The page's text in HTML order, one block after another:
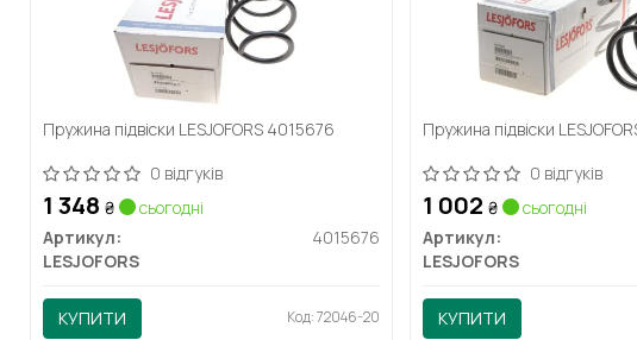
Пружина підвіски LESJOFORS 4015676
0 відгуків
1 348 ₴
сьогодні
Артикул:
4015676
LESJOFORS
КУПИТИ Код: 72046-20
Пружина підвіски
0 відгуків
1 002₴
сьогодні
Артикул:
LESJOFORS
КУПИТИ